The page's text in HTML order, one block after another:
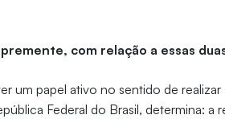
com relação a essas
um papel ativo no sentido de realizar
Federal do Brasil, determina: a